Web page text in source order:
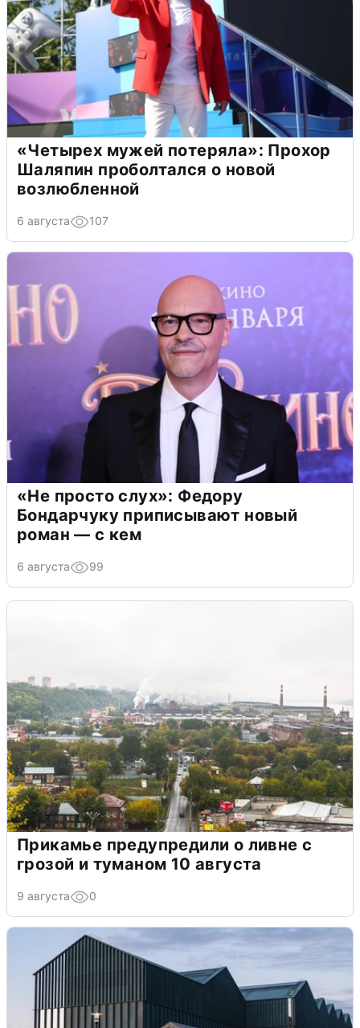
«Четырех мужей потеряла»: Прохор
Шаляпин проболтался о новой
возлюбленной
6 августа 107
«Не просто слух»: Федору
Бондарчуку приписывают новый
роман — с кем
6 августа 99
Прикамье предупредили о ливне с
грозой и туманом 10 августа
9 августа 0